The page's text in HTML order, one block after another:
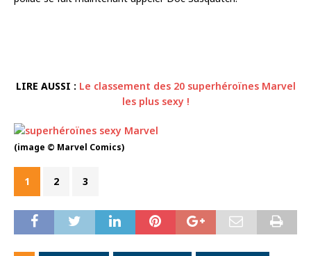
LIRE AUSSI : Le classement des 20 superhéroïnes Marvel
les plus sexy !
(image © Marvel Comics)
1 2 3